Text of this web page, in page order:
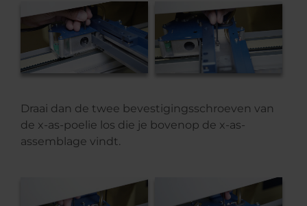
Draai dan de twee bevestigingsschroeven van
de x-as-poelie los die je bovenop de x-as-
assemblage vindt.